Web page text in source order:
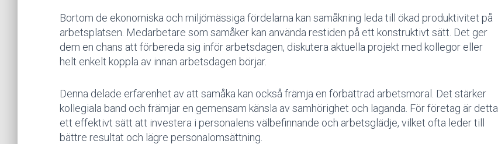
Bortom de ekonomiska och miljömässiga fördelarna kan samåkning leda till ökad produktivitet på
arbetsplatsen. Medarbetare som samåker kan använda restiden på ett konstruktivt sätt. Det ger
dem en chans att förbereda sig inför arbetsdagen, diskutera aktuella projekt med kollegor eller
helt enkelt koppla av innan arbetsdagen börjar.
Denna delade erfarenhet av att samåka kan också främja en förbättrad arbetsmoral. Det stärker
kollegiala band och främjar en gemensam känsla av samhörighet och laganda. För företag är detta
ett effektivt sätt att investera i personalens välbefinnande och arbetsglädje, vilket ofta leder till
bättre resultat och lägre personalomsättning.